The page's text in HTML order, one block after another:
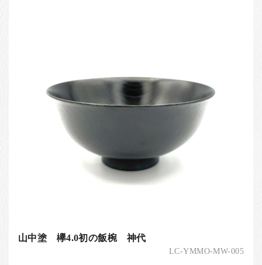
山中塗 欅4.0初の飯椀 神代
LC-YMMO-MW-005